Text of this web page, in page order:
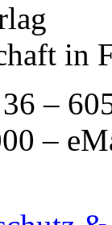
in
–
–